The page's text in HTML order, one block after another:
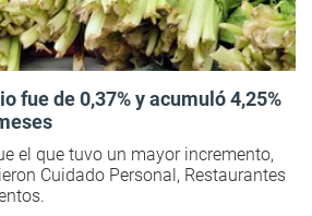
fue de 0,37% y acumuló 4,25%
el que tuvo un mayor incremento,
Cuidado Personal, Restaurantes